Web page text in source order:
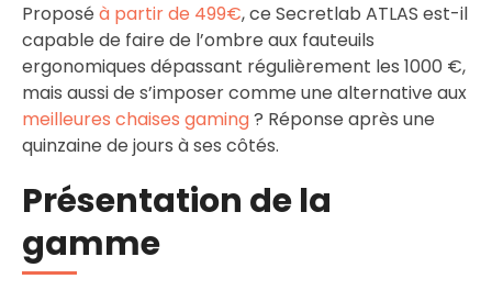
Proposé à partir de 499€, ce Secretlab ATLAS est-il
capable de faire de l’ombre aux fauteuils
ergonomiques dépassant régulièrement les 1000 €,
mais aussi de s’imposer comme une alternative aux
meilleures chaises gaming? Réponse après une
quinzaine de jours à ses côtés.
Présentation de la
gamme